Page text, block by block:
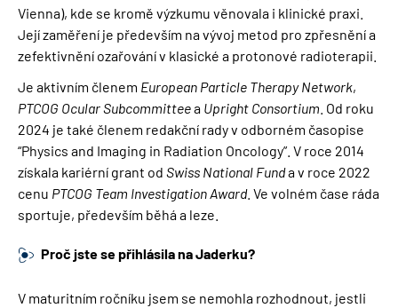
Vienna), kde se kromě výzkumu věnovala i klinické praxi.
Její zaměření je především na vývoj metod pro zpřesnění a
zefektivnění ozařování v klasické a protonové radioterapii.
Je aktivním členem European Particle Therapy Network,
PTCOG Ocular Subcommitteea Upright Consortium . Od roku
2024 je také členem redakční rady v odborném časopise
“Physics and Imaging in Radiation Oncology”. V roce 2014
získala kariérní grant od Swiss National Funda v roce 2022
cenu PTCOG Team Investigation Award. Ve volném čase ráda
sportuje, především běhá a leze.
Proč jste se přihlásila na Jaderku?
V maturitním ročníku jsem se nemohla rozhodnout, jestli